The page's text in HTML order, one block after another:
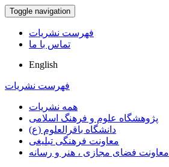
Toggle navigation
فهرست نشریات
تماس با ما
English
فهرست نشریات
همه نشریات
پژوهشگاه علوم و فرهنگ اسلامی
دانشگاه باقرالعلوم (ع)
معاونت فرهنگی تبلیغی
معاونت فضای مجازی ، هنر و رسانه